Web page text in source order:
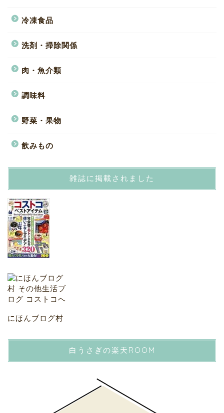
冷凍食品
洗剤・掃除関係
肉・魚介類
調味料
野菜・果物
飲みもの
雑誌に掲載されました
にほんブログ村
白うさぎの楽天ROOM